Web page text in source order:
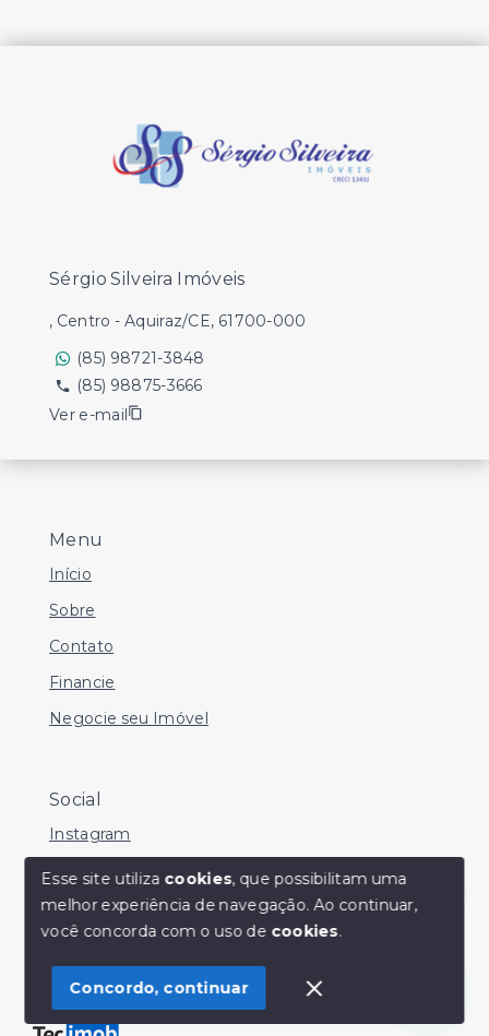
Olá! Estamos disponíveis para te ajudar.
Menu
Início
Sobre
Contato
Financie
Negocie seu Imóvel
Social
Instagram
Facebook
Youtube
© Copyright 2026 - Sérgio Silveira Imóveis - Todos os
direitos reservados
Sérgio Silveira Imóveis
, Centro - Aquiraz/CE, 61700-000
(85) 98721-3848
(85) 98875-3666
Ver e-mail
Esse site utiliza cookies, que possibilitam uma
melhor experiência de navegação.Ao continuar,
você concorda com o uso de cookies.
Concordo, continuar